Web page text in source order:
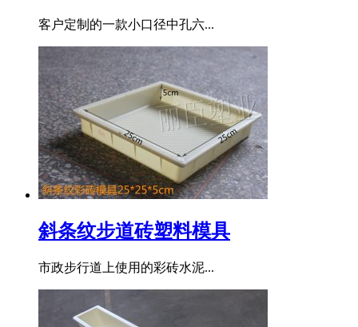
客户定制的一款小口径中孔六...
斜条纹步道砖塑料模具
市政步行道上使用的彩砖水泥...